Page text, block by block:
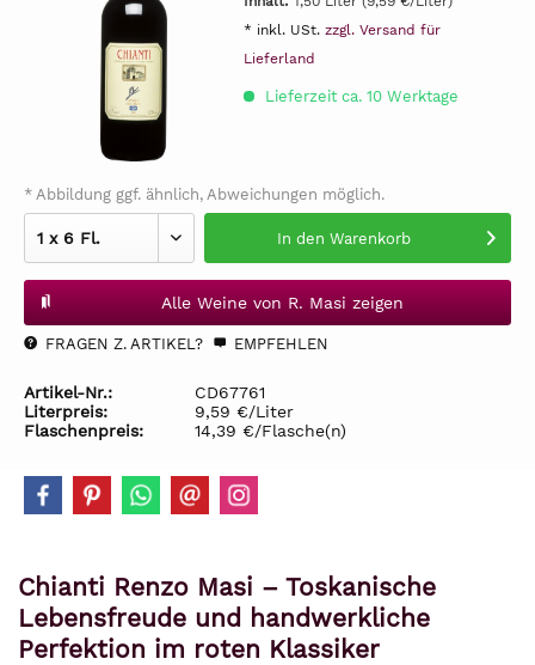
* inkl. USt. zzgl. Versand für
Lieferland
Lieferzeit ca. 10 Werktage
* Abbildung ggf. ähnlich, Abweichungen möglich.
In den Warenkorb
Alle Weine von R. Masi zeigen
FRAGEN Z. ARTIKEL? EMPFEHLEN
Artikel-Nr.:
CD67761
Literpreis:
9,59 €/Liter
Flaschenpreis:
14,39 €/Flasche(n)
Chianti Renzo Masi – Toskanische
Lebensfreude und handwerkliche
Perfektion im roten Klassiker